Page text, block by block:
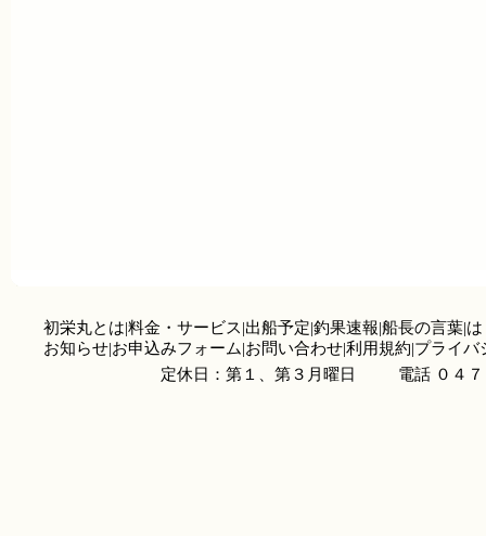
初栄丸とは|料金・サービス|出船予定|釣果速報|船長の言葉|
お知らせ|お申込みフォーム|お問い合わせ|利用規約|プライバ
定休日：第１、第３月曜日
電話 ０４